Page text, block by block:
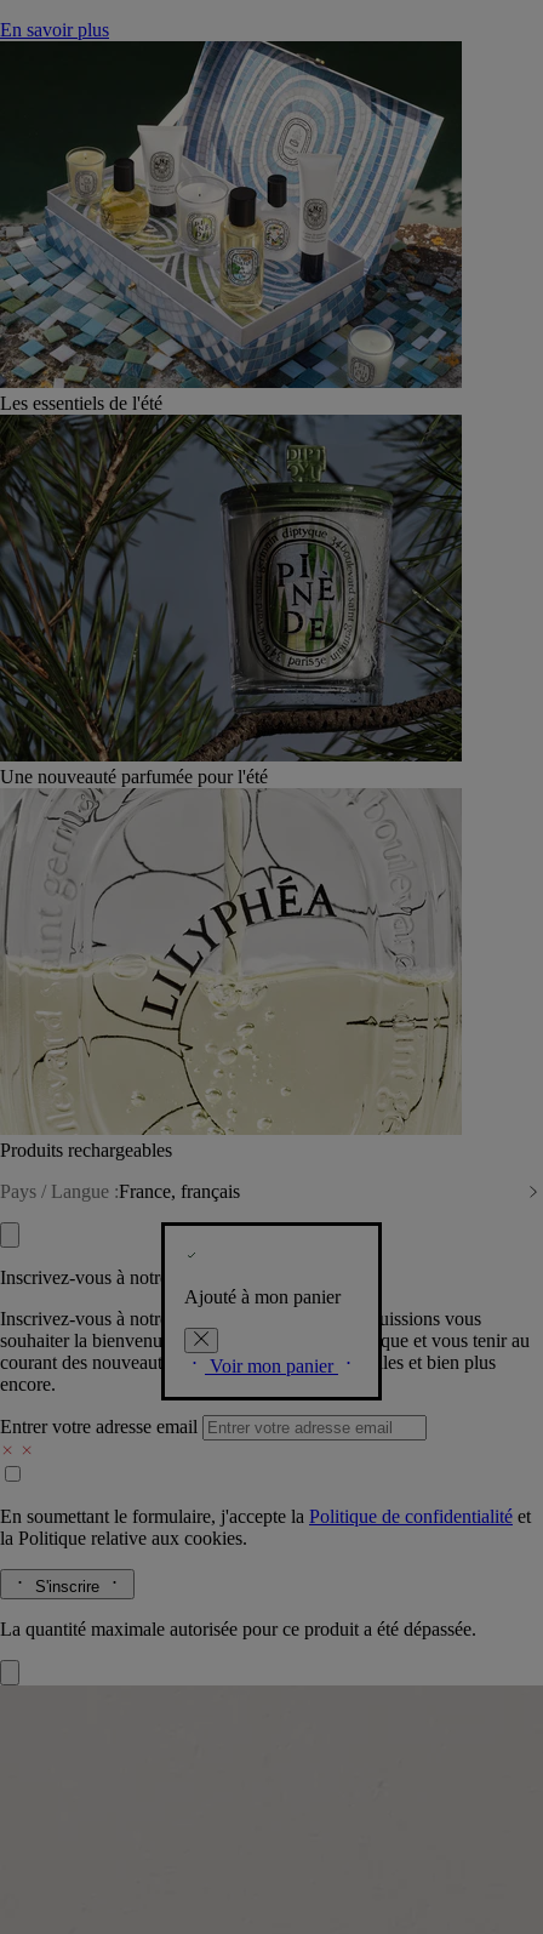
En savoir plus
Les essentiels de l'été
Une nouveauté parfumée pour l'été
Produits rechargeables
Pays / Langue :France, français
Ajouté à mon panier
Voir mon panier
Inscrivez-vous à notre Newsletter
Inscrivez-vous à notre newsletter pour que nous puissions vous
souhaiter la bienvenue dans la communauté Diptyque et vous tenir au
courant des nouveautés, événements, offres spéciales et bien plus
encore.
Entrer votre adresse email
En soumettant le formulaire, j'accepte la Politique de confidentialité et
la Politique relative aux cookies.
S'inscrire
La quantité maximale autorisée pour ce produit a été dépassée.